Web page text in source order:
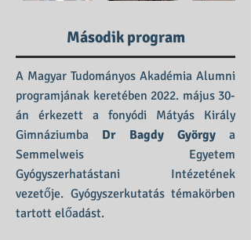
Második program
A Magyar Tudományos Akadémia Alumni
programjának keretében 2022. május 30-
án érkezett a fonyódi Mátyás Király
Gimnáziumba Dr Bagdy Györgya
Semmelweis Egyetem
Gyógyszerhatástani Intézetének
vezetője. Gyógyszerkutatás témakörben
tartott előadást.